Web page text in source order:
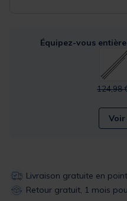
Équipez-vous
Price
124,98
Voir
Livraison gratuite en
Retour gratuit, 1 mois